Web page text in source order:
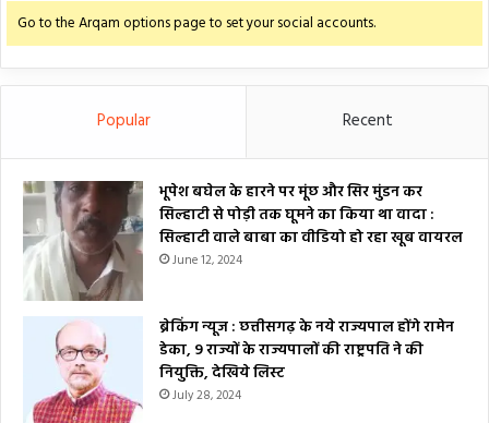
Go to the Arqam options page to set your social accounts.
Popular Recent
भूपेश बघेल के हारने पर मूंछ और सिर मुंडन कर
सिल्हाटी से पोड़ी तक घूमने का किया था वादा :
सिल्हाटी वाले बाबा का वीडियो हो रहा खूब वायरल
June 12, 2024
ब्रेकिंग न्यूज : छत्तीसगढ़ के नये राज्यपाल होंगे रामेन
डेका, 9 राज्यों के राज्यपालों की राष्ट्रपति ने की
नियुक्ति, देखिये लिस्ट
July 28, 2024